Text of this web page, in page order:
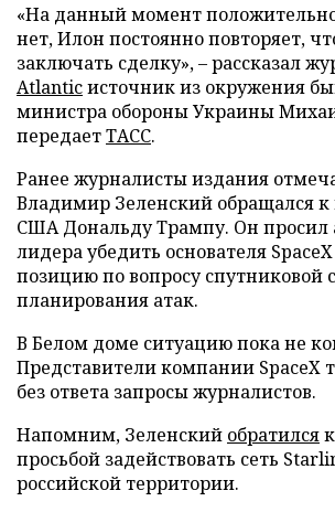
«На данный момент
нет, Илон постоянно повторяет,
заключать сделку», – рассказал
Atlanticисточник из окружения
министра обороны Украины
передаетТАСС.
Ранее журналисты издания
Владимир Зеленский обращался к
США Дональду Трампу. Он просил
лидера убедить основателя
позицию по вопросу спутниковой
планирования атак.
В Белом доме ситуацию пока не
Представители компании SpaceX
без ответа запросы журналистов.
Напомним, Зеленский обратился
просьбой задействовать сеть
российской территории.